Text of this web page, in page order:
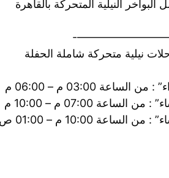
النيلية المتحركة بالقاهرة
نيلية متحركة شاملة الحفلة
03:00 م – 06:00 م
07:00 م – 10:00 م
10:00 م – 01:00 ص